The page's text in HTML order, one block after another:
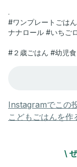
.
#ワンプレートごは
ナナロール #いちご
#２歳ごはん #幼児
り分けレシピ #栄養
ごはん #親子ごはん
Instagramでこの
こどもごはんを作
\